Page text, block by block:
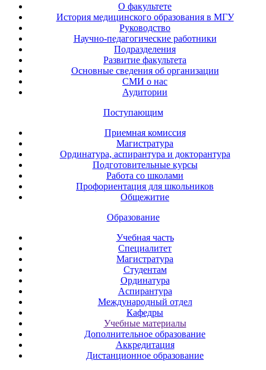
О факультете
История медицинского образования в МГУ
Руководство
Научно-педагогические работники
Подразделения
Развитие факультета
Основные сведения об организации
СМИ о нас
Аудитории
Поступающим
Приемная комиссия
Магистратура
Ординатура, аспирантура и докторантура
Подготовительные курсы
Работа со школами
Профориентация для школьников
Общежитие
Образование
Учебная часть
Специалитет
Магистратура
Студентам
Ординатура
Аспирантура
Международный отдел
Кафедры
Учебные материалы
Дополнительное образование
Аккредитация
Дистанционное образование